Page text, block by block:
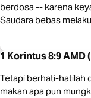
berdosa -- karena
Saudara bebas
1 Korintus 8:9 AMD
Tetapi berhati-hatilah
makan apa pun